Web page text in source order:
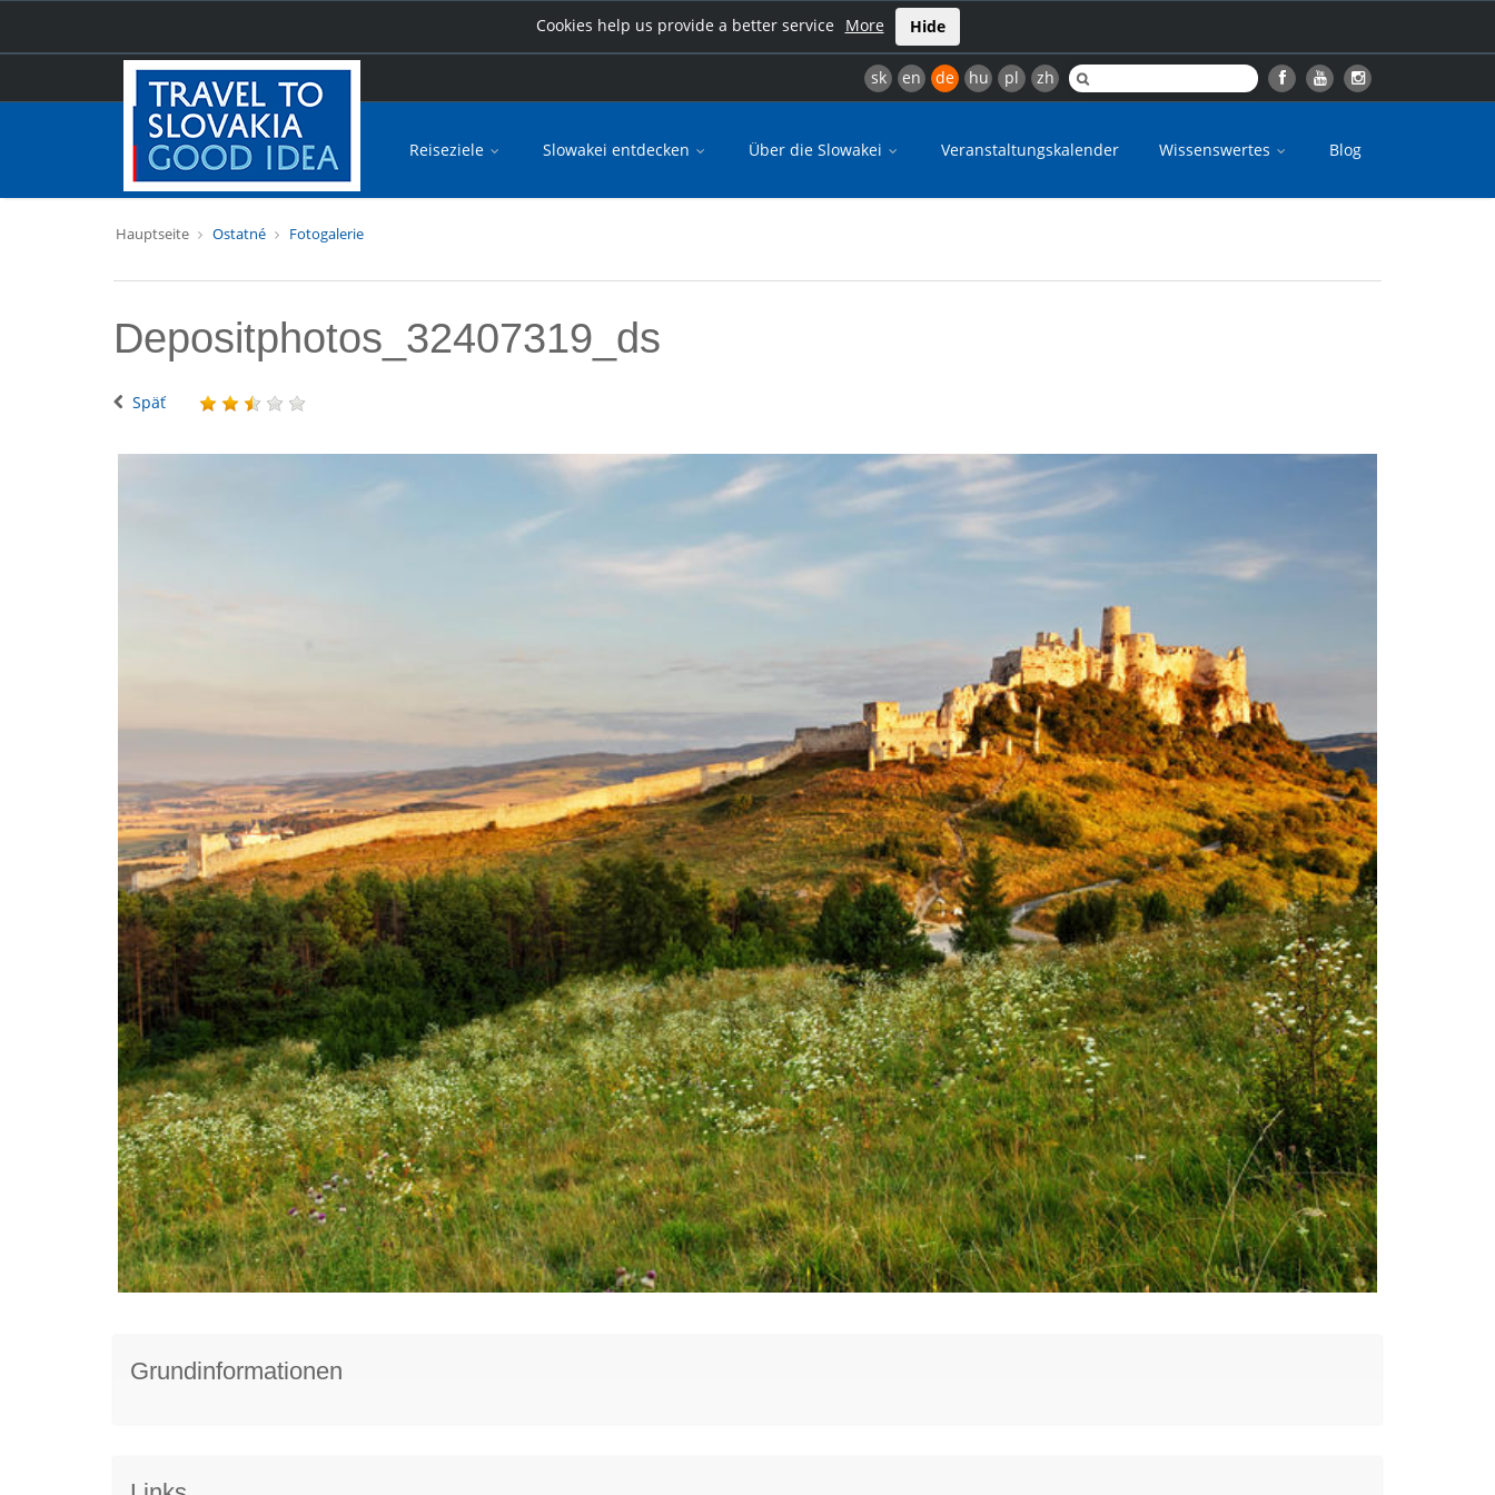
Cookies help us provide a better service More Hide
sk en de hu pl zh
Reiseziele Slowakei entdecken Über die Slowakei Veranstaltungskalender Wissenswertes Blog
Hauptseite Ostatné Fotogalerie
Depositphotos_32407319_ds
Späť
Grundinformationen